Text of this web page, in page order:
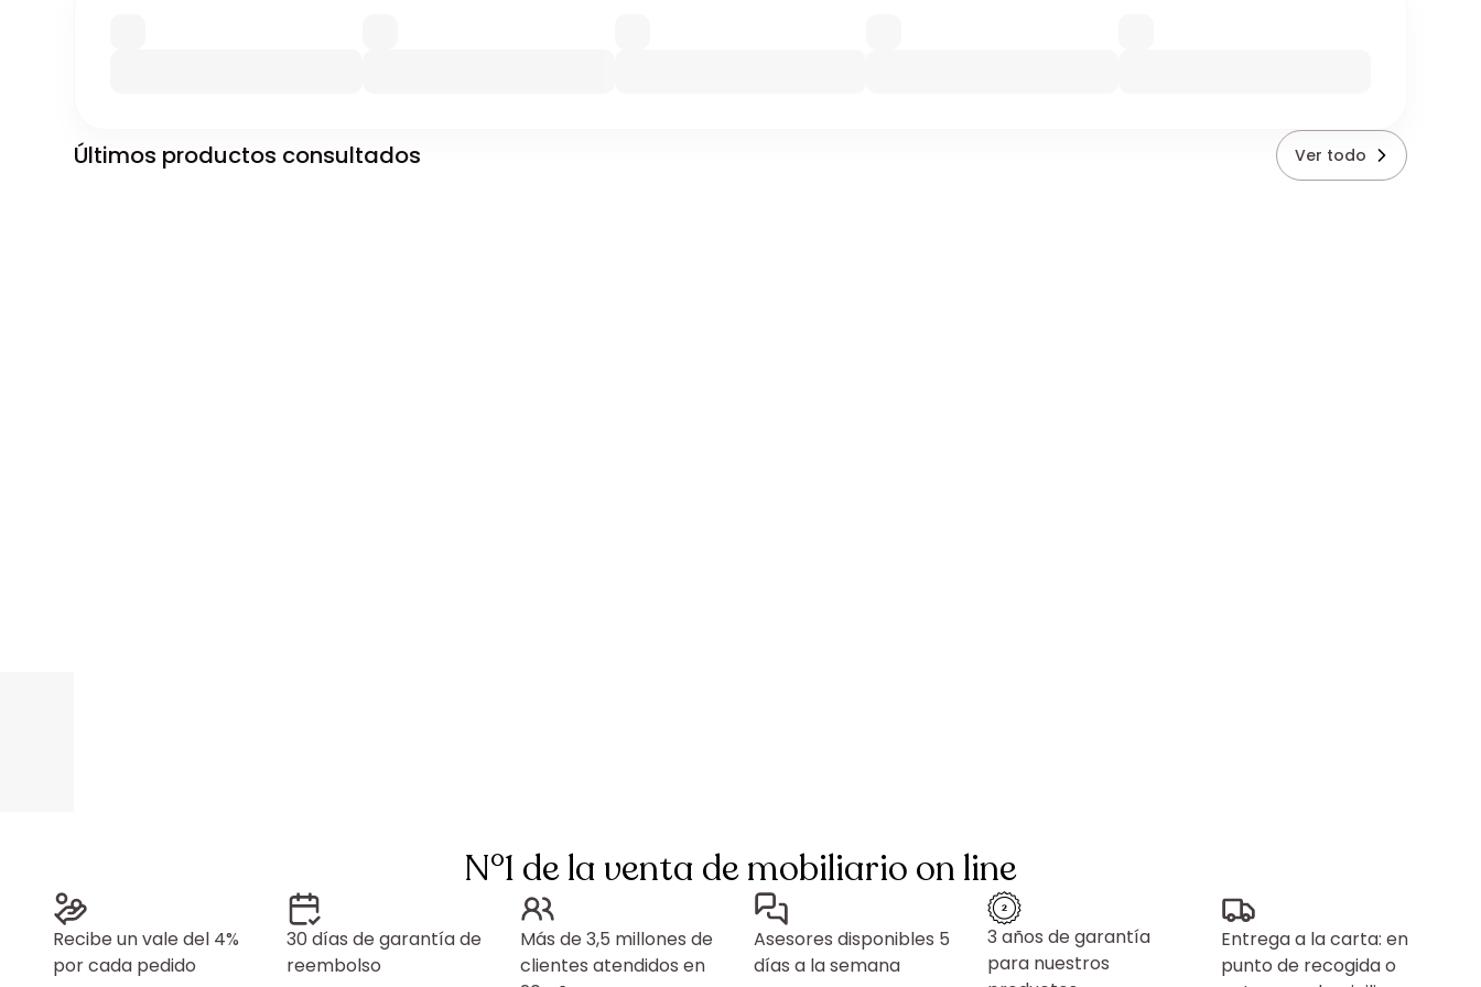
Últimos productos consultados Ver todo
N°1 de la venta de mobiliario on line
Recibe un vale del 4%
por cada pedido
30 días de garantía de
reembolso
Más de 3,5 millones de
clientes atendidos en
Asesores disponibles 5
días a la semana
3 años de garantía
para nuestros
Entrega a la carta: en
punto de recogida o